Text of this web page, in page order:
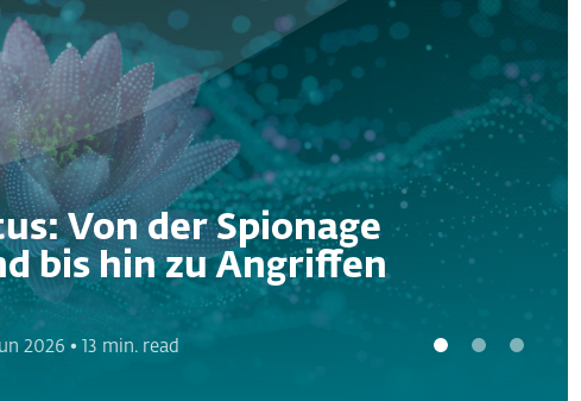
Von der Spionage
bis hin zu Angriffen
Jun 2026 • 13 min. read